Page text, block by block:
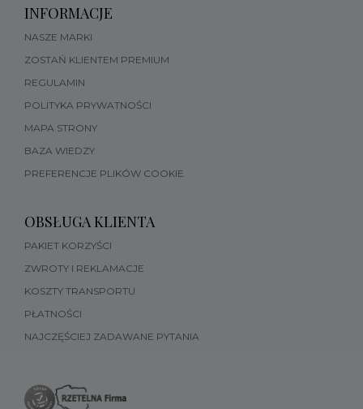
INFORMACJE
NASZE MARKI
ZOSTAŃ KLIENTEM PREMIUM
REGULAMIN
POLITYKA PRYWATNOŚCI
MAPA STRONY
BAZA WIEDZY
PREFERENCJE PLIKÓW COOKIE
OBSŁUGA KLIENTA
PAKIET KORZYŚCI
ZWROTY I REKLAMACJE
KOSZTY TRANSPORTU
PŁATNOŚCI
NAJCZĘŚCIEJ ZADAWANE PYTANIA